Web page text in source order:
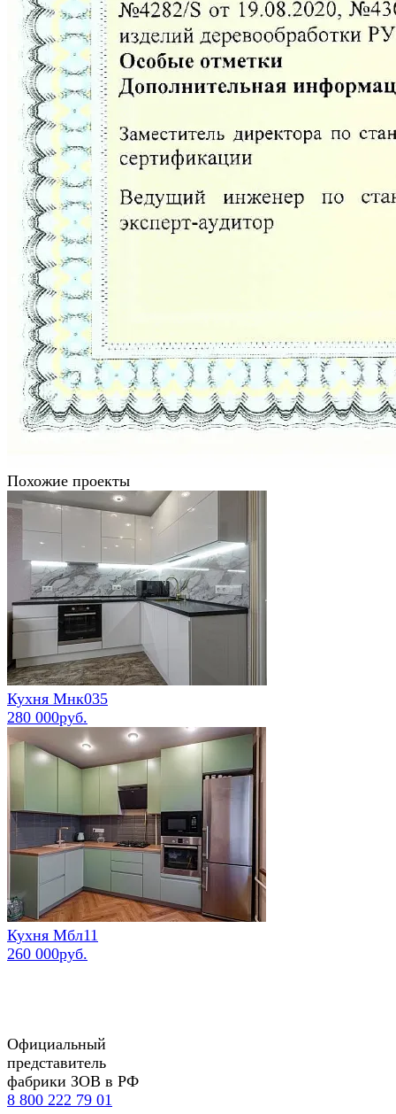
Похожие проекты
Кухня Мнк035
280 000руб.
Кухня Мбл11
260 000руб.
Официальный
представитель
фабрики ЗОВ в РФ
8 800 222 79 01